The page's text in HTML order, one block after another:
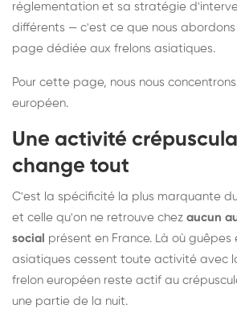
réglementation et sa stratégie
différents — c'est ce que nous abordons
page dédiée aux frelons asiatiques.
Pour cette page, nous nous
européen.
Une activité
change tout
C'est la spécificité la plus marquante
et celle qu'on ne retrouve chez aucun
social présent en France. Là où guêpes
asiatiques cessent toute activité avec
frelon européen reste actif au
une partie de la nuit.